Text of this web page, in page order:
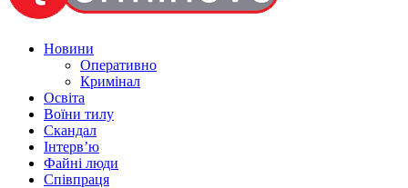
Новини
Оперативно
Кримінал
Освіта
Воїни тилу
Скандал
Інтерв’ю
Файні люди
Співпраця